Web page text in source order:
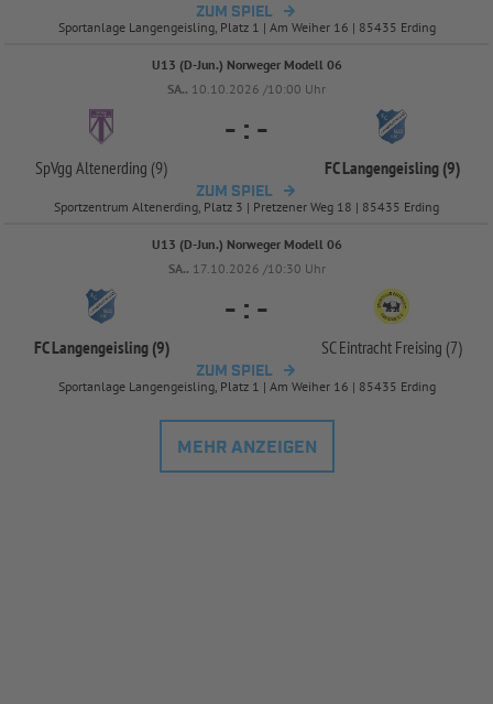
ZUM SPIEL
Sportanlage Langengeisling, Platz 1 | Am Weiher 16 | 85435 Erding
U13 (D-Jun.) Norweger Modell 06
SA.. 10.10.2026 /10:00 Uhr
SpVgg Altenerding (9)
- : -
FC Langengeisling (9)
ZUM SPIEL
Sportzentrum Altenerding, Platz 3 | Pretzener Weg 18 | 85435 Erding
U13 (D-Jun.) Norweger Modell 06
SA.. 17.10.2026 /10:30 Uhr
FC Langengeisling (9)
- : -
SC Eintracht Freising (7)
ZUM SPIEL
Sportanlage Langengeisling, Platz 1 | Am Weiher 16 | 85435 Erding
MEHR ANZEIGEN